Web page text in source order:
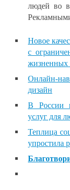
людей во
Новое
с
жизненных
Онлайн-
дизайн
В России
услуг для
Теплица
упростила